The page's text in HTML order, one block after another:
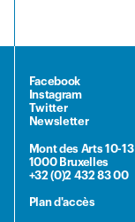
Facebook
Instagram
Twitter
Newsletter
Mont des Arts 10-13
1000 Bruxelles
+32 (0)2 432 83 00
Plan d'accès